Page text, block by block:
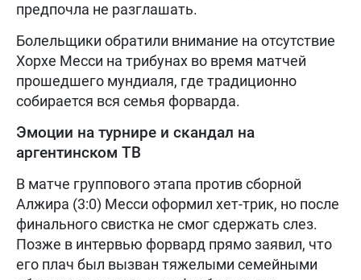
предпочла не разглашать.
Болельщики обратили внимание на отсутствие
Хорхе Месси на трибунах во время матчей
прошедшего мундиаля, где традиционно
собирается вся семья форварда.
Эмоции на турнире и скандал на
аргентинском ТВ
В матче группового этапа против сборной
Алжира (3:0) Месси оформил хет-трик, но после
финального свистка не смог сдержать слез.
Позже в интервью форвард прямо заявил, что
его плач был вызван тяжелыми семейными